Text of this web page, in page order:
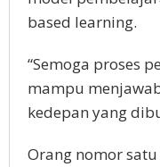
based learning.
“Semoga proses
mampu
kedepan yang
Orang nomor